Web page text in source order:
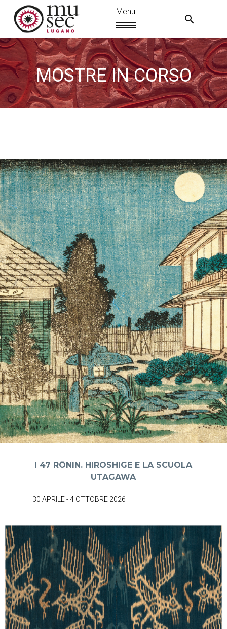
IT
MOSTRE IN CORSO
I 47 RŌNIN. HIROSHIGE E LA SCUOLA
UTAGAWA
30 APRILE - 4 OTTOBRE 2026